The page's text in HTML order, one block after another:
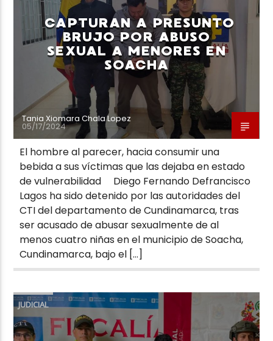
Neiva Estereo
CAPTURAN A PRESUNTO
BRUJO POR ABUSO
SEXUAL A MENORES EN
SOACHA
Tania Xiomara Chala Lopez
05/17/2024
El hombre al parecer, hacia consumir una
bebida a sus víctimas que las dejaba en estado
de vulnerabilidad Diego Fernando Defrancisco
Lagos ha sido detenido por las autoridades del
CTI del departamento de Cundinamarca, tras
ser acusado de abusar sexualmente de al
menos cuatro niñas en el municipio de Soacha,
Cundinamarca, bajo el […]
JUDICIAL